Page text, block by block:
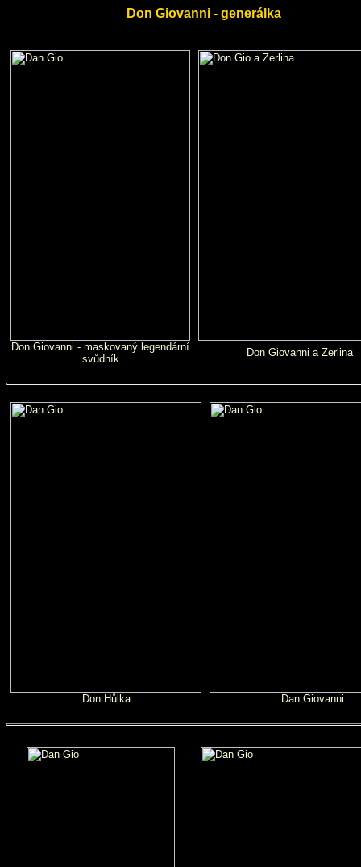
Don Giovanni - generálka
Don Giovanni - maskovaný legendární
svůdník
Don Giovanni a Zerlina
Don Hůlka Dan Giovanni